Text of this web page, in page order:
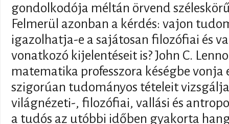
gondolkodója méltán örvend
Felmerül azonban a kérdés: vajon
igazolhatja-e a sajátosan filozófiai és
vonatkozó kijelentéseit is? John C.
matematika professzora késégbe
szigorúan tudományos tételeit
világnézeti-, filozófiai, vallási és
a tudós az utóbbi időben gyakorta